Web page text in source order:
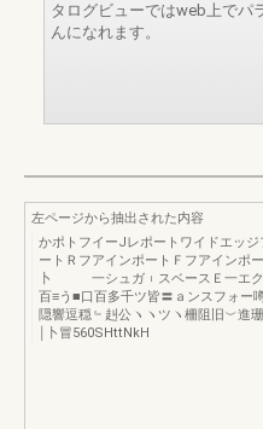
タログビューではweb上でパ
んになれます。
左ページから抽出された内容
かポトフイーJレポートワイドエッ
ートＲフアインポートＦフアイン
卜 一シュガ︲スベースＥ一エク
百≡う■口百多千ツ皆〓ａンスフォー
隠響逗穏﹄赳公ヽヽツヽ柵阻旧︶進
￨卜冒560SHttNkH